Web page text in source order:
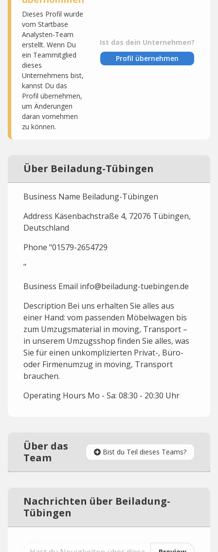
Dieses Profil wurde
vom Startbase
Analysten-Team
erstellt. Wenn Du
ein Teammitglied
dieses
Unternehmens bist,
kannst Du das
Profil übernehmen,
um Änderungen
daran vornehmen
zu können.
Ist das dein Unternehmen?
Profil übernehmen
Über Beiladung-Tübingen
Business Name Beiladung-Tübingen
Address Käsenbachstraße 4, 72076 Tübingen,
Deutschland
Phone "01579-2654729
"
Business Email info@beiladung-tuebingen.de
Description Bei uns erhalten Sie alles aus
einer Hand: vom passenden Möbelwagen bis
zum Umzugsmaterial in moving, Transport –
in unserem Umzugsshop finden Sie alles, was
Sie für einen unkomplizierten Privat-, Büro-
oder Firmenumzug in moving, Transport
brauchen.
Operating Hours Mo - Sa: 08:30 - 20:30 Uhr
Über das
Team
Bist du Teil dieses Teams?
Nachrichten über Beiladung-
Tübingen